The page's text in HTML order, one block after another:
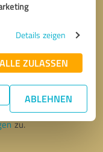
Details zeigen
ALLE ZULASSEN
ABLEHNEN
* Erforderliche Angaben
zu.